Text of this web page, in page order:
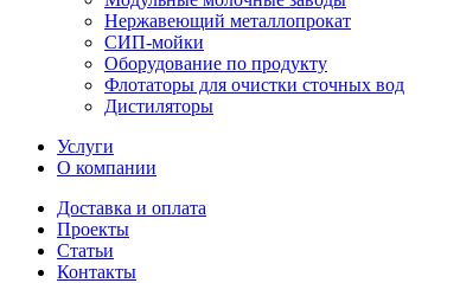
Нержавеющий металлопрокат
СИП-мойки
Оборудование по продукту
Флотаторы для очистки сточных вод
Дистиляторы
Услуги
О компании
Доставка и оплата
Проекты
Статьи
Контакты